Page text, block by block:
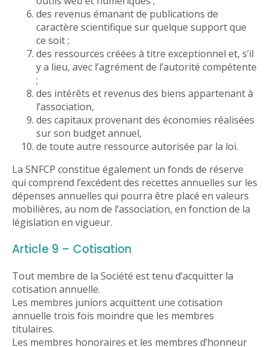
des revenus émanant de publications de
caractère scientifique sur quelque support que
ce soit ;
des ressources créées à titre exceptionnel et, s’il
y a lieu, avec l’agrément de l’autorité compétente
;
des intérêts et revenus des biens appartenant à
l’association,
des capitaux provenant des économies réalisées
sur son budget annuel,
de toute autre ressource autorisée par la loi.
La SNFCP constitue également un fonds de réserve
qui comprend l’excédent des recettes annuelles sur les
dépenses annuelles qui pourra être placé en valeurs
mobilières, au nom de l’association, en fonction de la
législation en vigueur.
Article 9 – Cotisation
Tout membre de la Société est tenu d’acquitter la
cotisation annuelle.
Les membres juniors acquittent une cotisation
annuelle trois fois moindre que les membres
titulaires.
Les membres honoraires et les membres d’honneur